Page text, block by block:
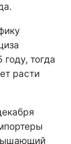
тогда
расти